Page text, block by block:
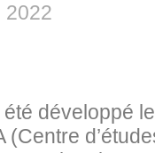
2022
développé le
(Centre